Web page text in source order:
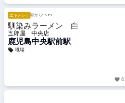
エキメシ！ 駅から96 m
馴染みラーメン 白
五郎屋 中央店
鹿児島中央駅前駅
職場
6